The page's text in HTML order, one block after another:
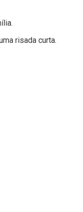
risada curta.